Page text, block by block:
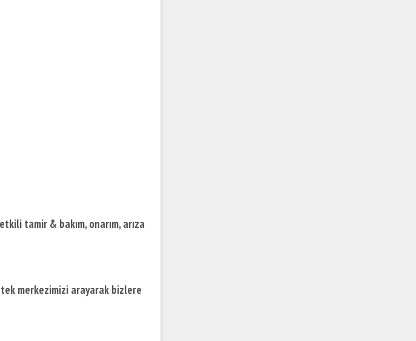
tamir & bakım, onarım, arıza
merkezimizi arayarak bizlere